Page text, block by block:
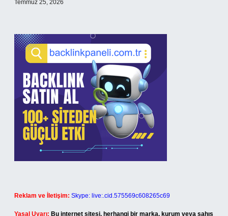
Temmuz 25, 2026
Reklam ve İletişim: Skype: live:.cid.575569c608265c69
Yasal Uyarı: Bu internet sitesi, herhangi bir marka, kurum veya şahıs